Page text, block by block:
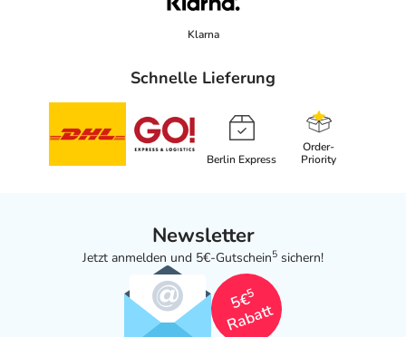
Klarna
Schnelle Lieferung
Berlin Express
Order-
Priority
Newsletter
Jetzt anmelden und 5€-Gutschein5 sichern!
5€
5
Rabatt